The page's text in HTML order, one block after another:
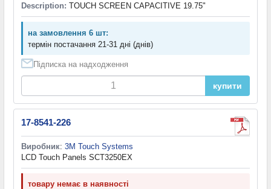
Description: TOUCH SCREEN CAPACITIVE 19.75"
на замовлення 6 шт:
термін постачання 21-31 дні (днів)
Підписка на надходження
купити
17-8541-226
Виробник: 3M Touch Systems
LCD Touch Panels SCT3250EX
товару немає в наявності